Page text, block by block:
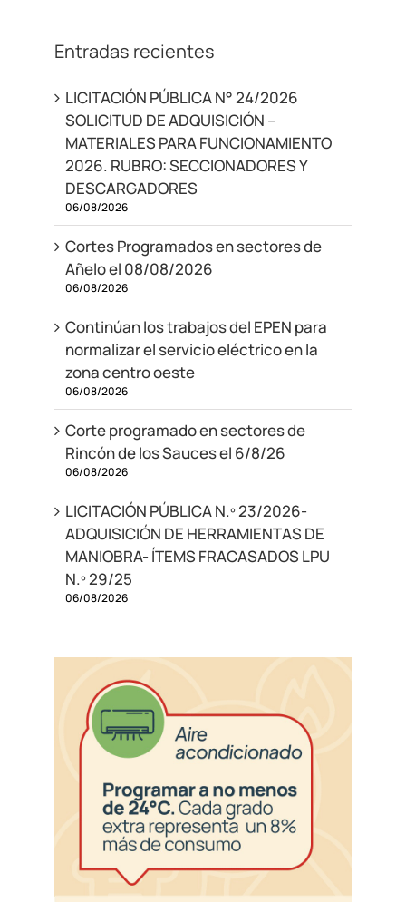
Entradas recientes
LICITACIÓN PÚBLICA N° 24/2026
SOLICITUD DE ADQUISICIÓN –
MATERIALES PARA FUNCIONAMIENTO
2026. RUBRO: SECCIONADORES Y
DESCARGADORES
06/08/2026
Cortes Programados en sectores de
Añelo el 08/08/2026
06/08/2026
Continúan los trabajos del EPEN para
normalizar el servicio eléctrico en la
zona centro oeste
06/08/2026
Corte programado en sectores de
Rincón de los Sauces el 6/8/26
06/08/2026
LICITACIÓN PÚBLICA N.º 23/2026-
ADQUISICIÓN DE HERRAMIENTAS DE
MANIOBRA- ÍTEMS FRACASADOS LPU
N.º 29/25
06/08/2026